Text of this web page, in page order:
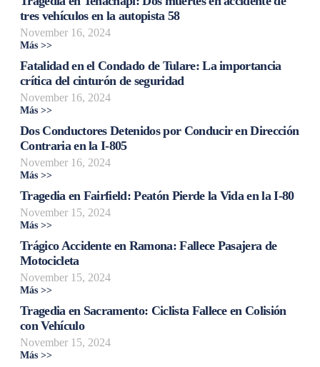
tres vehículos en la autopista 58
November 16, 2024
Más >>
Fatalidad en el Condado de Tulare: La importancia
crítica del cinturón de seguridad
November 16, 2024
Más >>
Dos Conductores Detenidos por Conducir en Dirección
Contraria en la I-805
November 16, 2024
Más >>
Tragedia en Fairfield: Peatón Pierde la Vida en la I-80
November 15, 2024
Más >>
Trágico Accidente en Ramona: Fallece Pasajera de
Motocicleta
November 15, 2024
Más >>
Tragedia en Sacramento: Ciclista Fallece en Colisión
con Vehículo
November 15, 2024
Más >>